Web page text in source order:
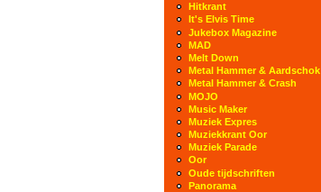
Hitkrant
It's Elvis Time
Jukebox Magazine
MAD
Melt Down
Metal Hammer & Aardschok
Metal Hammer & Crash
MOJO
Music Maker
Muziek Expres
Muziekkrant Oor
Muziek Parade
Oor
Oude tijdschriften
Panorama